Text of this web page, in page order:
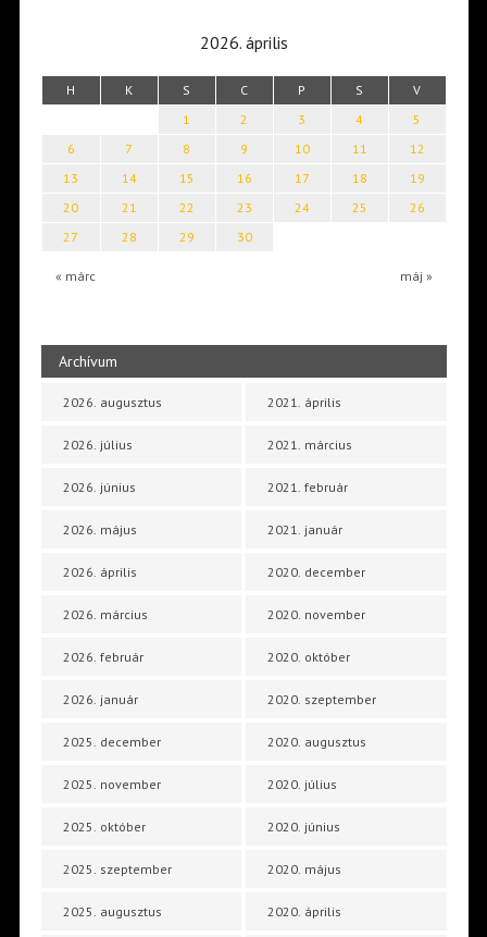
2026. április
H K S C P S V
« márc máj »
1 2 3 4
5
6
7 8 9 10 11
12
13
14 15 16 17 18
19
20
21 22 23 24 25
26
27
28 29 30
Archívum
2026. augusztus
2026. július
2026. június
2026. május
2026. április
2026. március
2026. február
2026. január
2025. december
2025. november
2025. október
2025. szeptember
2025. augusztus
2021. április
2021. március
2021. február
2021. január
2020. december
2020. november
2020. október
2020. szeptember
2020. augusztus
2020. július
2020. június
2020. május
2020. április